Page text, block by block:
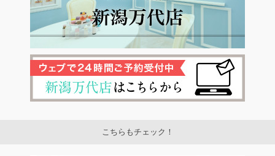
こちらもチェック！